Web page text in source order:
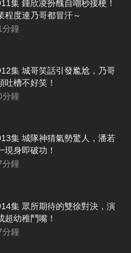
集 鍾欣凌扮醜自嘲秒接梗！
程度連乃哥都冒汗～
分鐘
集 城哥笑話引發尷尬，乃哥
吐槽不好笑！
分鐘
集 城隊神猜氣勢驚人，潘若
現身即破功！
分鐘
集 眾所期待的雙徐對決，演
超幼稚鬥嘴！
分鐘